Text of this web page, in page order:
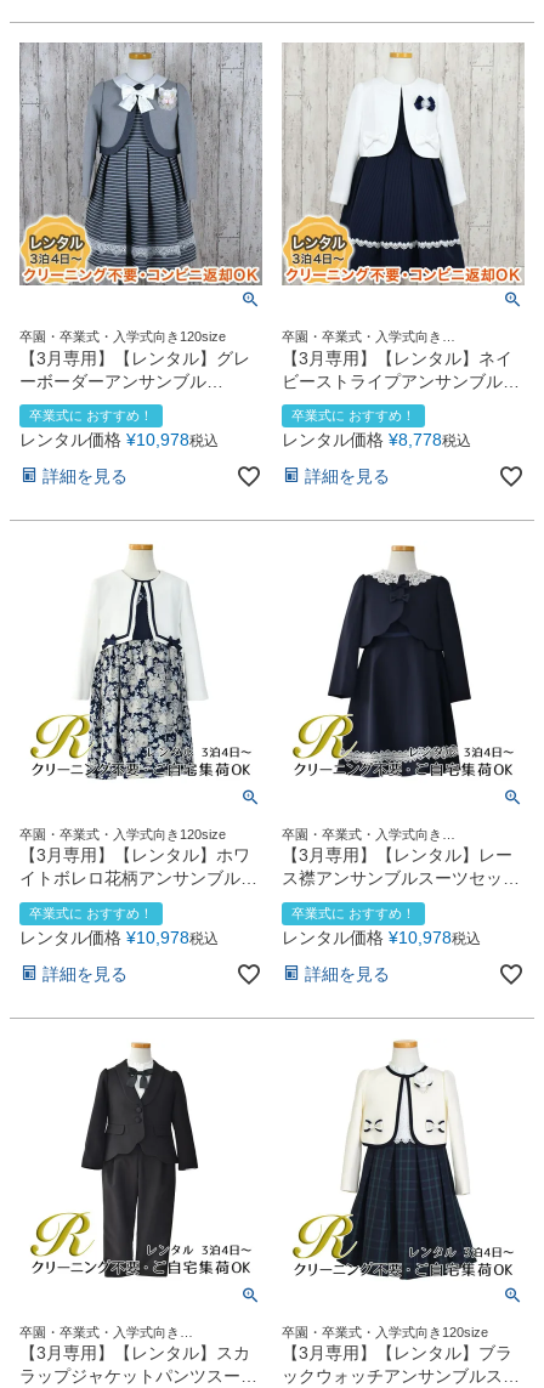
卒園・卒業式・入学式向き120size
【3月専用】【レンタル】グレ
ーボーダーアンサンブル
（CAT898305）120cm
卒業式に おすすめ！
レンタル価格 ¥10,978税込
詳細を見る
卒園・卒業式・入学式向き
120size130size
【3月専用】【レンタル】ネイ
ビーストライプアンサンブル
（CAT798391）
卒業式に おすすめ！
レンタル価格 ¥8,778税込
詳細を見る
卒園・卒業式・入学式向き120size
【3月専用】【レンタル】ホワ
イトボレロ花柄アンサンブルス
ーツセット(AST337901)ネイビ
ー
卒業式に おすすめ！
レンタル価格 ¥10,978税込
詳細を見る
卒園・卒業式・入学式向き
120size130size
【3月専用】【レンタル】レー
ス襟アンサンブルスーツセット
(CAT137350)ネイビー
卒業式に おすすめ！
レンタル価格 ¥10,978税込
詳細を見る
卒園・卒業式・入学式向き
120size130size
【3月専用】【レンタル】スカ
ラップジャケットパンツスーツ
卒園・卒業式・入学式向き120size
【3月専用】【レンタル】ブラ
ックウォッチアンサンブルスー